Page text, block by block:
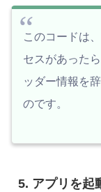
Request):
    return {"headers":
このコードは、
セスがあった
ッダー情報を
のです。
5. アプリを起